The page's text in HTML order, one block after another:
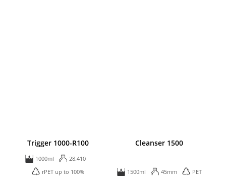
Trigger 1000-R100
1000ml
28.410
rPET up to 100%
Cleanser 1500
1500ml 45mm PET